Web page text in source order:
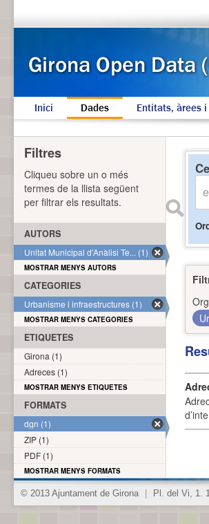
Inici Dades Entitats, àrees
Filtres
Cliqueu sobre un o més
termes de la llista següent
per filtrar els resultats.
AUTORS
Unitat Municipal d'Anàlisi Te... (1)
MOSTRAR MENYS AUTORS
CATEGORIES
Urbanisme i infraestructures (1)
MOSTRAR MENYS CATEGORIES
ETIQUETES
Girona (1)
Adreces (1)
MOSTRAR MENYS ETIQUETES
FORMATS
dgn (1)
ZIP (1)
PDF (1)
MOSTRAR MENYS FORMATS
© 2013 Ajuntament de Girona Pl. del Vi, 1.